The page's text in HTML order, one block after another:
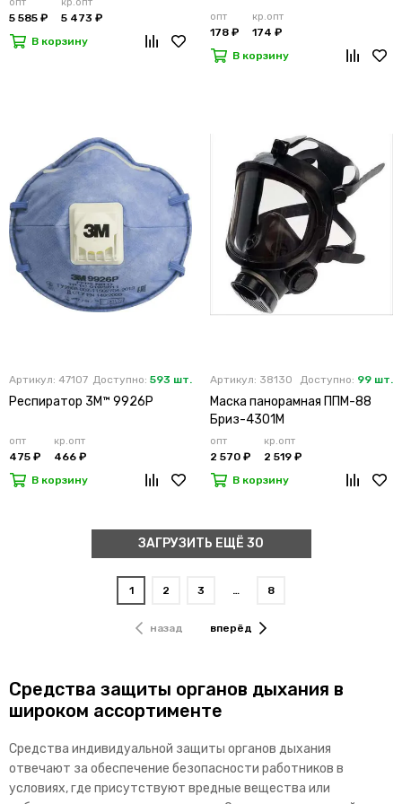
опт
5 585 ₽
кр.опт
5 473 ₽
В корзину
опт
178 ₽
кр.опт
174 ₽
В корзину
Артикул: 47107 Доступно: 593 шт.
Респиратор 3M™ 9926Р
опт
475 ₽
кр.опт
466 ₽
В корзину
Артикул: 38130 Доступно: 99 шт.
Маска панорамная ППМ-88
Бриз-4301М
опт
2 570 ₽
кр.опт
2 519 ₽
В корзину
ЗАГРУЗИТЬ ЕЩЁ 30
назад
1 2 3 … 8
вперёд
Средства защиты органов дыхания в
широком ассортименте
Средства индивидуальной защиты органов дыхания
отвечают за обеспечение безопасности работников в
условиях, где присутствуют вредные вещества или